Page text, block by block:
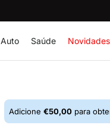
Auto Saúde Novidades
Adicione €50,00 para